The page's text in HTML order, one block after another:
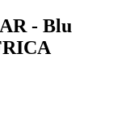
- Blu